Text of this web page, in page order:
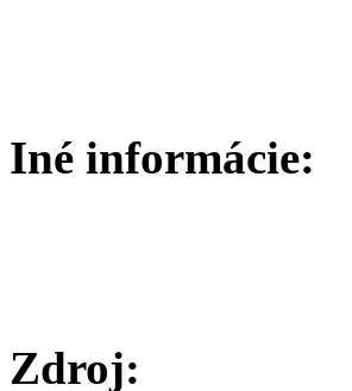
Iné informácie:
Zdroj: